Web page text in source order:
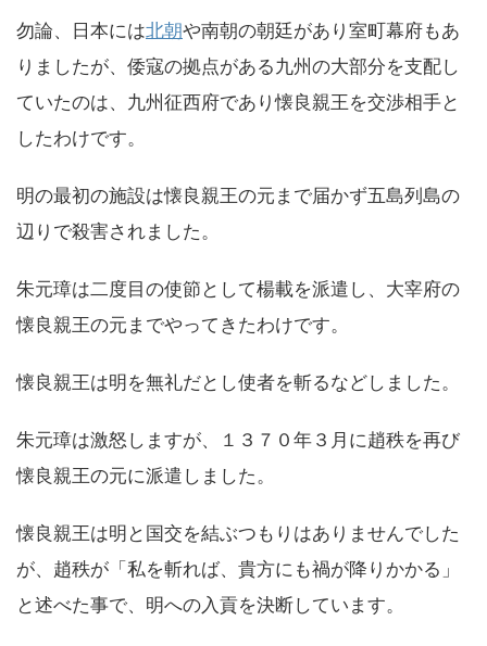
勿論、日本には北朝や南朝の朝廷があり室町幕府もあ
りましたが、倭寇の拠点がある九州の大部分を支配し
ていたのは、九州征西府であり懐良親王を交渉相手と
したわけです。
明の最初の施設は懐良親王の元まで届かず五島列島の
辺りで殺害されました。
朱元璋は二度目の使節として楊載を派遣し、大宰府の
懐良親王の元までやってきたわけです。
懐良親王は明を無礼だとし使者を斬るなどしました。
朱元璋は激怒しますが、１３７０年３月に趙秩を再び
懐良親王の元に派遣しました。
懐良親王は明と国交を結ぶつもりはありませんでした
が、趙秩が「私を斬れば、貴方にも禍が降りかかる」
と述べた事で、明への入貢を決断しています。